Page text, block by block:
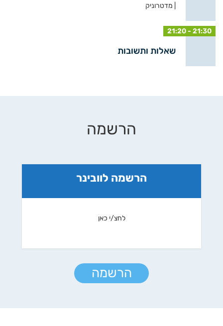
| מדטרוניק
21:20 - 21:30
שאלות ותשובות
הרשמה
הרשמה לוובינר
לחצ/י כאן
הרשמה